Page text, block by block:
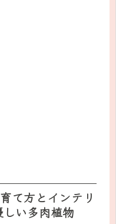
て方とインテリ
い多肉植物